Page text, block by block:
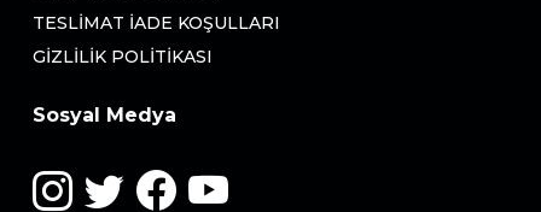
TESLIMAT İADE KOŞULLARI
GIZLILIK POLITIKASI
Sosyal Medya